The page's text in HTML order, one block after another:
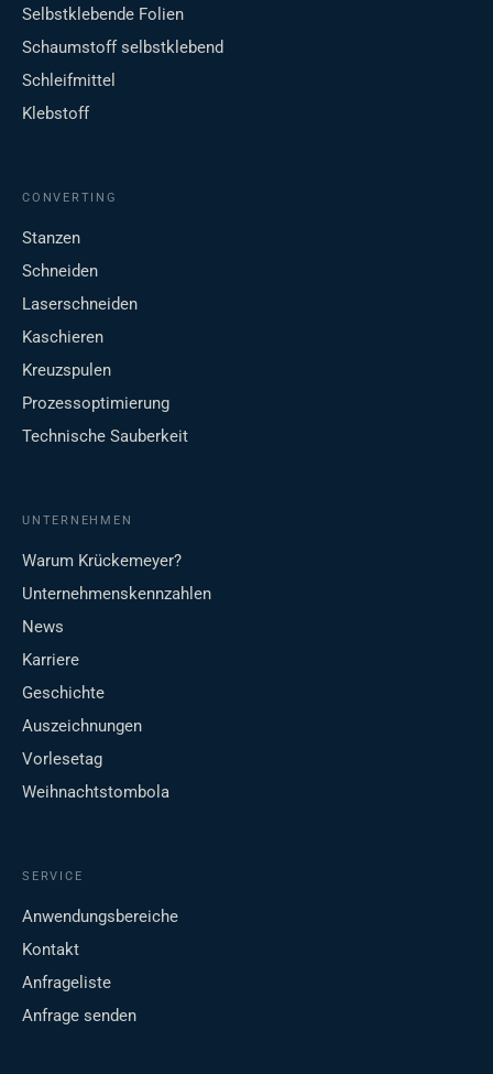
Selbstklebende Folien
Schaumstoff selbstklebend
Schleifmittel
Klebstoff
CONVERTING
Stanzen
Schneiden
Laserschneiden
Kaschieren
Kreuzspulen
Prozessoptimierung
Technische Sauberkeit
UNTERNEHMEN
Warum Krückemeyer?
Unternehmenskennzahlen
News
Karriere
Geschichte
Auszeichnungen
Vorlesetag
Weihnachtstombola
SERVICE
Anwendungsbereiche
Kontakt
Anfrageliste
Anfrage senden